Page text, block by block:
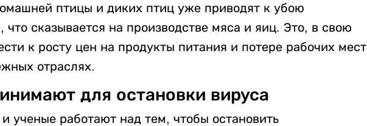
птицы и диких птиц уже приводят к убою
сказывается на производстве мяса и яиц. Это, в свою
к росту цен на продукты питания и потере рабочих мест
отраслях.
для остановки вируса
ученые работают над тем, чтобы остановить